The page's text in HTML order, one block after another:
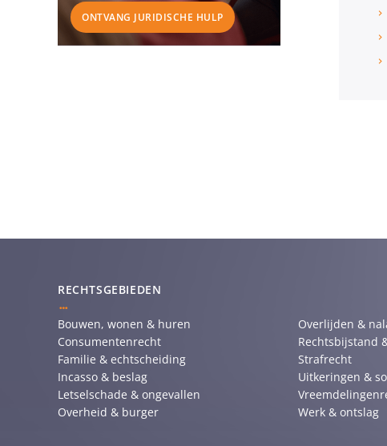
ONTVANG JURIDISCHE HULP
RECHTSGEBIEDEN
Bouwen, wonen & huren
Consumentenrecht
Familie & echtscheiding
Incasso & beslag
Letselschade & ongevallen
Overheid & burger
Overlijden &
Rechtsbijstand
Strafrecht
Uitkeringen &
Werk & ontslag